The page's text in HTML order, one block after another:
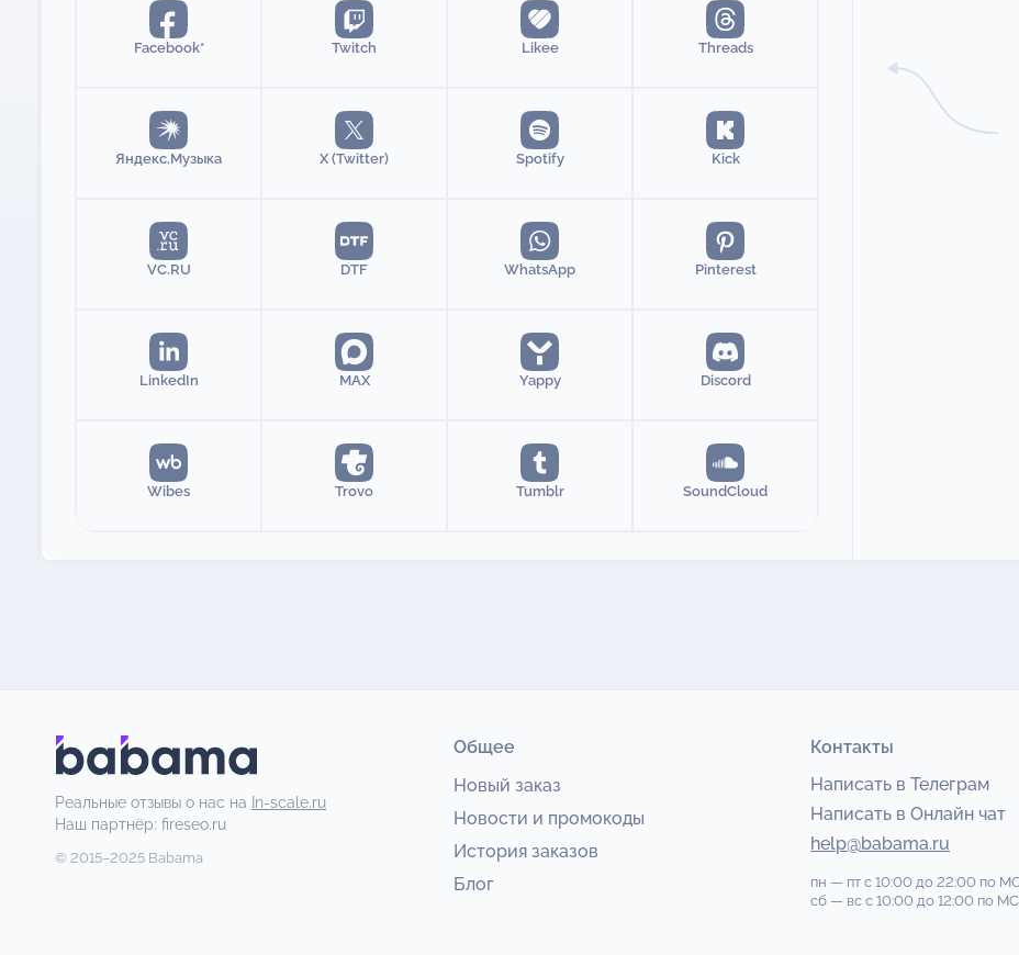
Facebook* Twitch Likee Threads
Яндекс.Музыка X (Twitter) Spotify Kick
VC.RU DTF WhatsApp Pinterest
LinkedIn MAX Yappy Discord
Wibes Trovo Tumblr SoundCloud
Реальные отзывы о нас на In-scale.ru
Наш партнёр: fireseo.ru
© 2015–2025 Babama
Общее
Новый заказ
Новости и промокоды
История заказов
Блог
Контакты
Написать в Телеграм
Написать в Онлайн чат
help@babama.ru
пн — пт с 10:00 до 22:00 по
сб — вс с 10:00 до 12:00 по